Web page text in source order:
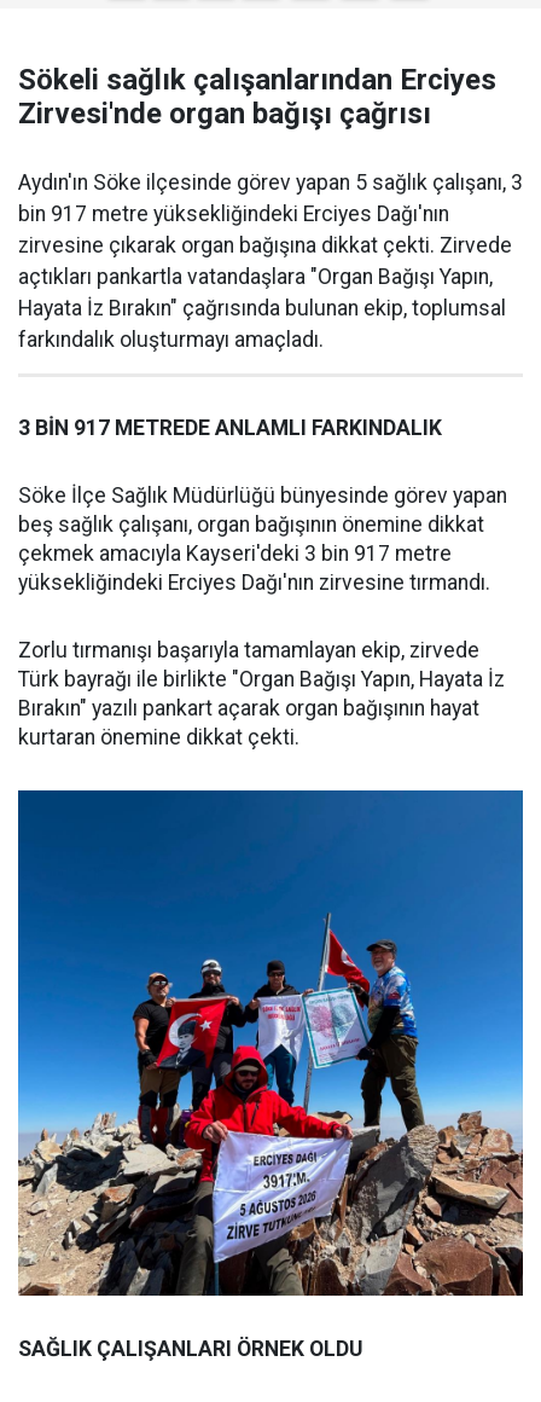
Sökeli sağlık çalışanlarından Erciyes
Zirvesi'nde organ bağışı çağrısı
Aydın'ın Söke ilçesinde görev yapan 5 sağlık çalışanı, 3
bin 917 metre yüksekliğindeki Erciyes Dağı'nın
zirvesine çıkarak organ bağışına dikkat çekti. Zirvede
açtıkları pankartla vatandaşlara "Organ Bağışı Yapın,
Hayata İz Bırakın" çağrısında bulunan ekip, toplumsal
farkındalık oluşturmayı amaçladı.
3 BİN 917 METREDE ANLAMLI FARKINDALIK
Söke İlçe Sağlık Müdürlüğü bünyesinde görev yapan
beş sağlık çalışanı, organ bağışının önemine dikkat
çekmek amacıyla Kayseri'deki 3 bin 917 metre
yüksekliğindeki Erciyes Dağı'nın zirvesine tırmandı.
Zorlu tırmanışı başarıyla tamamlayan ekip, zirvede
Türk bayrağı ile birlikte "Organ Bağışı Yapın, Hayata İz
Bırakın" yazılı pankart açarak organ bağışının hayat
kurtaran önemine dikkat çekti.
SAĞLIK ÇALIŞANLARI ÖRNEK OLDU